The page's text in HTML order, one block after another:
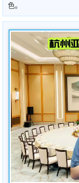
色。